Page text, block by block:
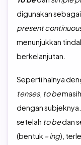
digunakan sebagai
present
menunjukkan
berkelanjutan.
Seperti halnya
tenses, to be
dengan subjeknya.
setelah tobedan
(bentuk – ing),